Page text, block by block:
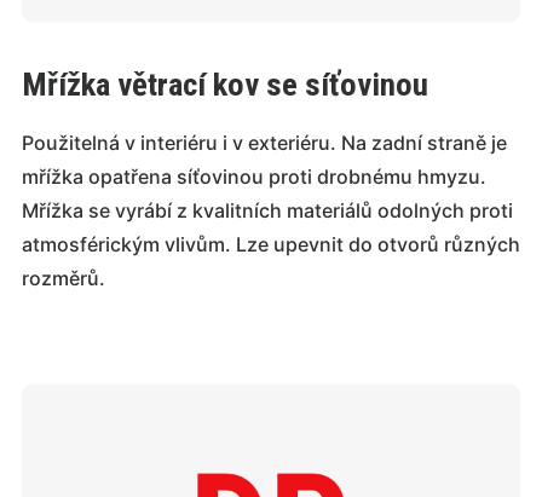
Mřížka větrací kov se síťovinou
Použitelná v interiéru i v exteriéru. Na zadní straně je
mřížka opatřena síťovinou proti drobnému hmyzu.
Mřížka se vyrábí z kvalitních materiálů odolných proti
atmosférickým vlivům. Lze upevnit do otvorů různých
rozměrů.